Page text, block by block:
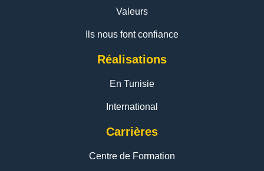
Valeurs
Ils nous font confiance
Réalisations
En Tunisie
International
Carrières
Centre de Formation